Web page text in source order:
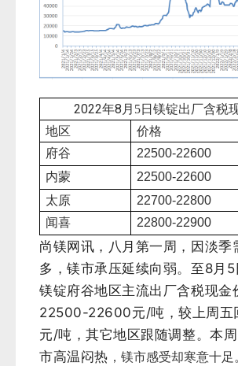
2022年8 月5日镁锭出厂含税
地区
价格
府谷
22500-22600
内蒙 22500-22600
太原 22700-22800
闻喜 22800-22900
尚镁网讯，八月第一周，因淡季
多，镁市承压延续向弱。至8月
镁锭府谷地区主流出厂含税现金
22500-22600元/吨，较上周五
元/吨，其它地区跟随调整。本
市高温闷热 ，镁市感受却寒意十足